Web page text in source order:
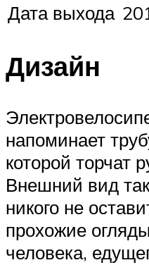
Дата выхода
Дизайн
напоминает
которой торчат
Внешний вид
никого не
прохожие
человека,